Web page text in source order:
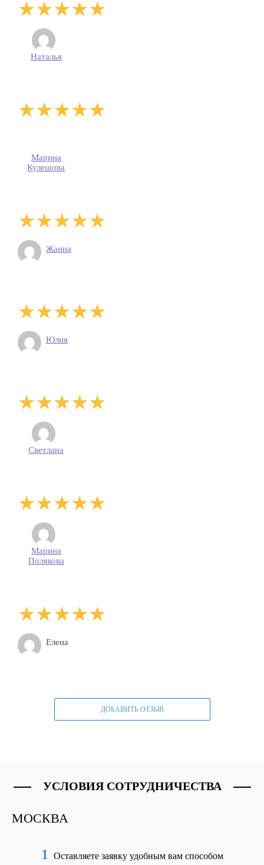
Наталья
Марина
Кулешова
Жанна
Юлия
Светлана
Марина
Полякова
Елена
ДОБАВИТЬ ОТЗЫВ
УСЛОВИЯ СОТРУДНИЧЕСТВА
МОСКВА
1 Оставляете заявку удобным вам способом